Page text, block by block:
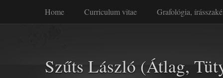
Home Curriculum vitae Grafológia,
Szűts László (Átlag,